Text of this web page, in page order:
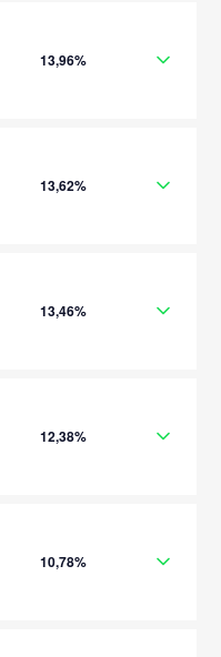
13,96%
13,62%
13,46%
12,38%
10,78%